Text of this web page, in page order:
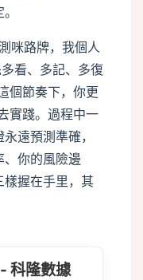
咪路牌，我個人
看、多記、多復
個節奏下，你更
實踐。過程中一
遠預測準確，
、你的風險邊
樣握在手里，其
科隆數據